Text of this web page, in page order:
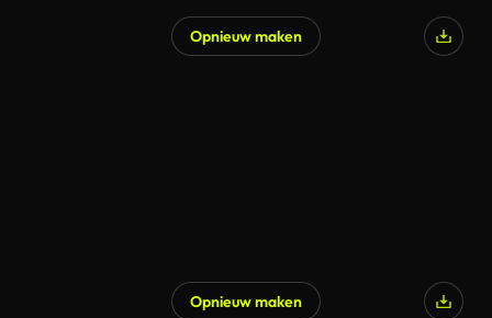
Opnieuw maken
Opnieuw maken